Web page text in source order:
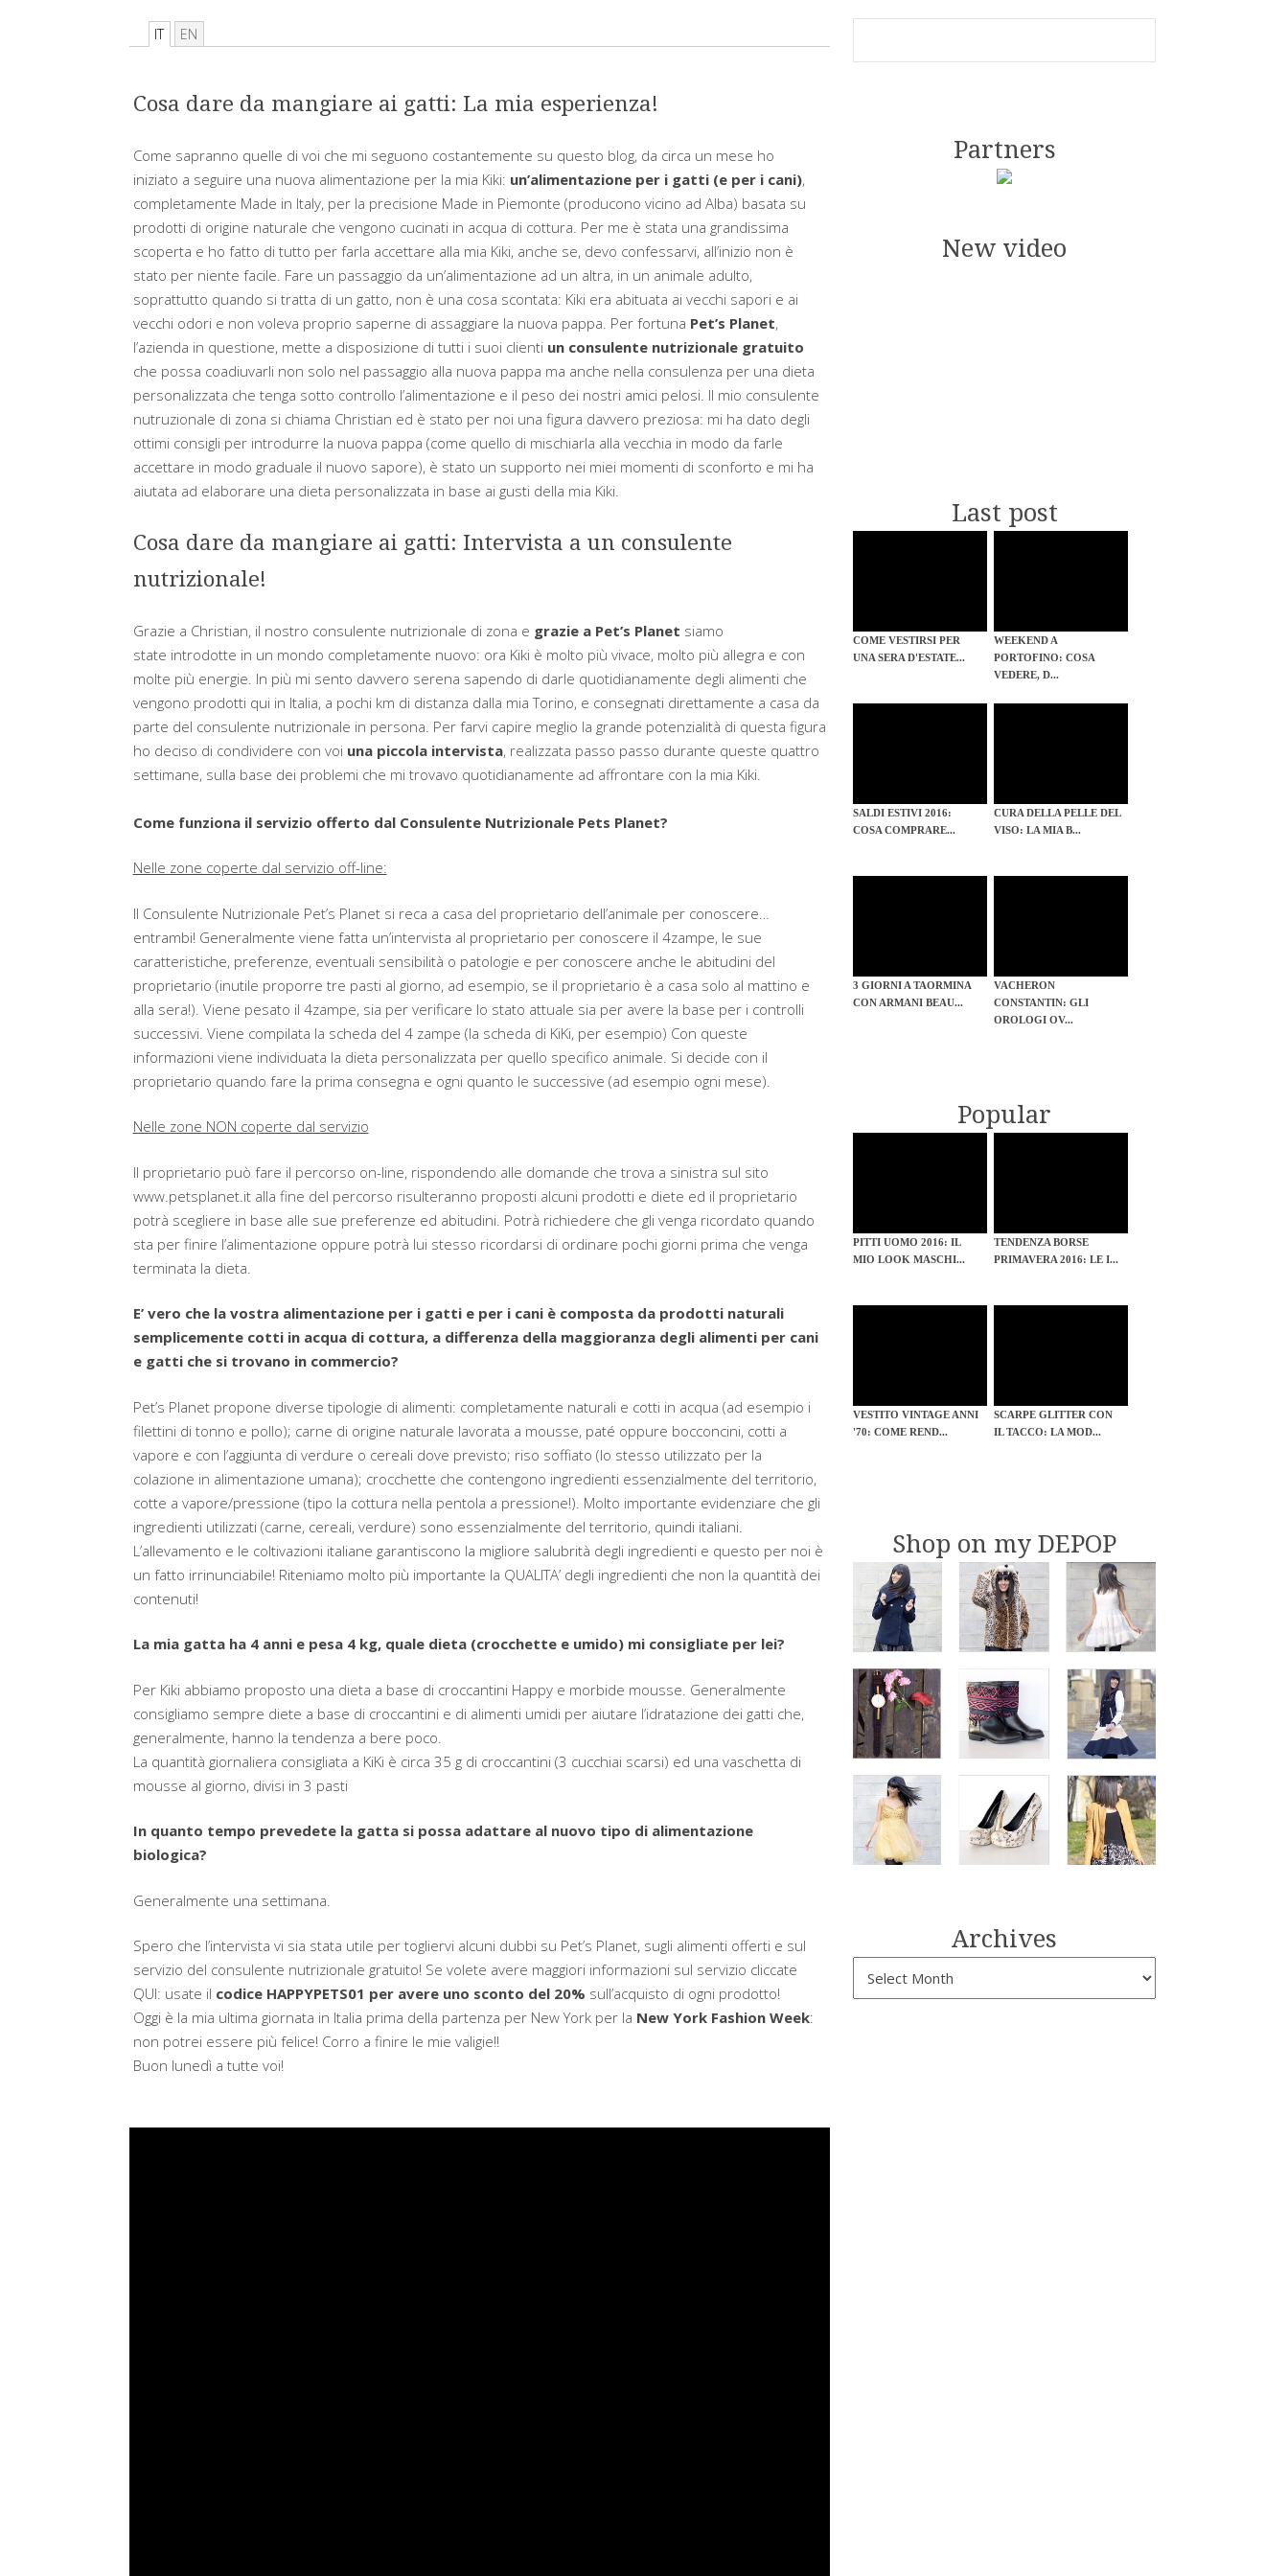
IT EN
Cosa dare da mangiare ai gatti: La mia esperienza!
Come sapranno quelle di voi che mi seguono costantemente su questo blog, da circa un mese ho
iniziato a seguire una nuova alimentazione per la mia Kiki: un’alimentazione per i gatti (e per i cani),
completamente Made in Italy, per la precisione Made in Piemonte (producono vicino ad Alba) basata su
prodotti di origine naturale che vengono cucinati in acqua di cottura. Per me è stata una grandissima
scoperta e ho fatto di tutto per farla accettare alla mia Kiki, anche se, devo confessarvi, all’inizio non è
stato per niente facile. Fare un passaggio da un’alimentazione ad un altra, in un animale adulto,
soprattutto quando si tratta di un gatto, non è una cosa scontata: Kiki era abituata ai vecchi sapori e ai
vecchi odori e non voleva proprio saperne di assaggiare la nuova pappa. Per fortuna Pet’s Planet,
l’azienda in questione, mette a disposizione di tutti i suoi clienti un consulente nutrizionale gratuito
che possa coadiuvarli non solo nel passaggio alla nuova pappa ma anche nella consulenza per una dieta
personalizzata che tenga sotto controllo l’alimentazione e il peso dei nostri amici pelosi. Il mio consulente
nutruzionale di zona si chiama Christian ed è stato per noi una figura davvero preziosa: mi ha dato degli
ottimi consigli per introdurre la nuova pappa (come quello di mischiarla alla vecchia in modo da farle
accettare in modo graduale il nuovo sapore), è stato un supporto nei miei momenti di sconforto e mi ha
aiutata ad elaborare una dieta personalizzata in base ai gusti della mia Kiki.
Cosa dare da mangiare ai gatti: Intervista a un consulente
nutrizionale!
Grazie a Christian, il nostro consulente nutrizionale di zona e grazie a Pet’s Planet siamo
state introdotte in un mondo completamente nuovo: ora Kiki è molto più vivace, molto più allegra e con
molte più energie. In più mi sento davvero serena sapendo di darle quotidianamente degli alimenti che
vengono prodotti qui in Italia, a pochi km di distanza dalla mia Torino, e consegnati direttamente a casa da
parte del consulente nutrizionale in persona. Per farvi capire meglio la grande potenzialità di questa figura
ho deciso di condividere con voi una piccola intervista, realizzata passo passo durante queste quattro
settimane, sulla base dei problemi che mi trovavo quotidianamente ad affrontare con la mia Kiki.
Come funziona il servizio offerto dal Consulente Nutrizionale Pets Planet?
Nelle zone coperte dal servizio off-line:
Il Consulente Nutrizionale Pet’s Planet si reca a casa del proprietario dell’animale per conoscere…
entrambi! Generalmente viene fatta un’intervista al proprietario per conoscere il 4zampe, le sue
caratteristiche, preferenze, eventuali sensibilità o patologie e per conoscere anche le abitudini del
proprietario (inutile proporre tre pasti al giorno, ad esempio, se il proprietario è a casa solo al mattino e
alla sera!). Viene pesato il 4zampe, sia per verificare lo stato attuale sia per avere la base per i controlli
successivi. Viene compilata la scheda del 4 zampe (la scheda di KiKi, per esempio) Con queste
informazioni viene individuata la dieta personalizzata per quello specifico animale. Si decide con il
proprietario quando fare la prima consegna e ogni quanto le successive (ad esempio ogni mese).
Nelle zone NON coperte dal servizio
Il proprietario può fare il percorso on-line, rispondendo alle domande che trova a sinistra sul sito
www.petsplanet.it alla fine del percorso risulteranno proposti alcuni prodotti e diete ed il proprietario
potrà scegliere in base alle sue preferenze ed abitudini. Potrà richiedere che gli venga ricordato quando
sta per finire l’alimentazione oppure potrà lui stesso ricordarsi di ordinare pochi giorni prima che venga
terminata la dieta.
E’ vero che la vostra alimentazione per i gatti e per i cani è composta da prodotti naturali
semplicemente cotti in acqua di cottura, a differenza della maggioranza degli alimenti per cani
e gatti che si trovano in commercio?
Pet’s Planet propone diverse tipologie di alimenti: completamente naturali e cotti in acqua (ad esempio i
filettini di tonno e pollo); carne di origine naturale lavorata a mousse, paté oppure bocconcini, cotti a
vapore e con l’aggiunta di verdure o cereali dove previsto; riso soffiato (lo stesso utilizzato per la
colazione in alimentazione umana); crocchette che contengono ingredienti essenzialmente del territorio,
cotte a vapore/pressione (tipo la cottura nella pentola a pressione!). Molto importante evidenziare che gli
ingredienti utilizzati (carne, cereali, verdure) sono essenzialmente del territorio, quindi italiani.
L’allevamento e le coltivazioni italiane garantiscono la migliore salubrità degli ingredienti e questo per noi è
un fatto irrinunciabile! Riteniamo molto più importante la QUALITA’ degli ingredienti che non la quantità dei
contenuti!
La mia gatta ha 4 anni e pesa 4 kg, quale dieta (crocchette e umido) mi consigliate per lei?
Per Kiki abbiamo proposto una dieta a base di croccantini Happy e morbide mousse. Generalmente
consigliamo sempre diete a base di croccantini e di alimenti umidi per aiutare l’idratazione dei gatti che,
generalmente, hanno la tendenza a bere poco.
La quantità giornaliera consigliata a KiKi è circa 35 g di croccantini (3 cucchiai scarsi) ed una vaschetta di
mousse al giorno, divisi in 3 pasti
In quanto tempo prevedete la gatta si possa adattare al nuovo tipo di alimentazione
biologica?
Generalmente una settimana.
Spero che l’intervista vi sia stata utile per togliervi alcuni dubbi su Pet’s Planet, sugli alimenti offerti e sul
servizio del consulente nutrizionale gratuito! Se volete avere maggiori informazioni sul servizio cliccate
QUI: usate il codice HAPPYPETS01 per avere uno sconto del 20% sull’acquisto di ogni prodotto!
Oggi è la mia ultima giornata in Italia prima della partenza per New York per la New York Fashion Week:
non potrei essere più felice! Corro a finire le mie valigie!!
Buon lunedì a tutte voi!
Partners
New video
Last post
COME VESTIRSI PER
UNA SERA D'ESTATE...
WEEKEND A
PORTOFINO: COSA
VEDERE, D...
SALDI ESTIVI 2016:
COSA COMPRARE...
CURA DELLA PELLE DEL
VISO: LA MIA B...
3 GIORNI A TAORMINA
CON ARMANI BEAU...
VACHERON
CONSTANTIN: GLI
OROLOGI OV...
Popular
PITTI UOMO 2016: IL
MIO LOOK MASCHI...
TENDENZA BORSE
PRIMAVERA 2016: LE I...
VESTITO VINTAGE ANNI
'70: COME REND...
SCARPE GLITTER CON
IL TACCO: LA MOD...
Shop on my DEPOP
Archives